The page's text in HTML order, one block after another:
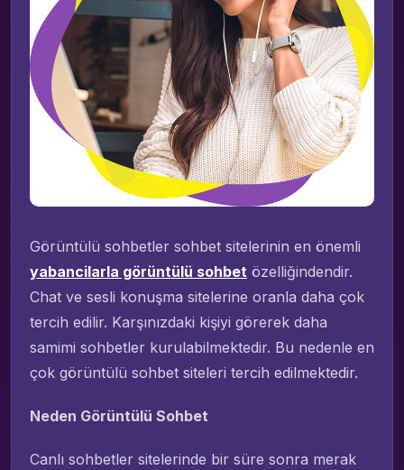
Görüntülü sohbetler sohbet sitelerinin en önemli
yabancilarla görüntülü sohbet özelliğindendir.
Chat ve sesli konuşma sitelerine oranla daha çok
tercih edilir. Karşınızdaki kişiyi görerek daha
samimi sohbetler kurulabilmektedir. Bu nedenle en
çok görüntülü sohbet siteleri tercih edilmektedir.
Neden Görüntülü Sohbet
Canlı sohbetler sitelerinde bir süre sonra merak